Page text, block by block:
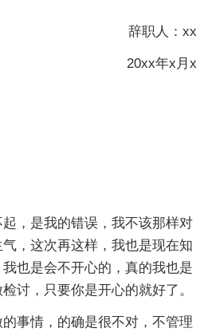
辞职人：xx
20xx年x月x
，是我的错误，我不该那样对
，这次再这样，我也是现在知
也是会不开心的，真的我也是
讨，只要你是开心的就好了。
事情，的确是很不对，不管理